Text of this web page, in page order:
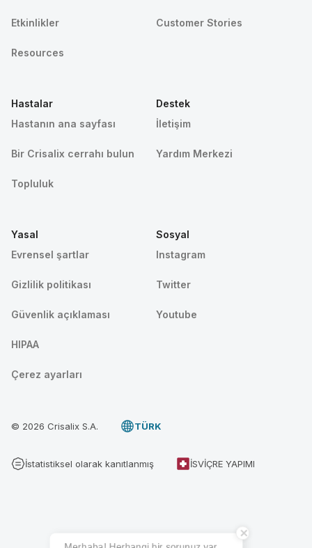
Etkinlikler
Resources
Customer Stories
Hastalar
Hastanın ana sayfası
Bir Crisalix cerrahı bulun
Topluluk
Destek
İletişim
Yardım Merkezi
Yasal
Evrensel şartlar
Gizlilik politikası
Güvenlik açıklaması
HIPAA
Çerez ayarları
Sosyal
Instagram
Twitter
Youtube
© 2026 Crisalix S.A. TÜRK
İstatistiksel olarak kanıtlanmış İSVIÇRE YAPIMI